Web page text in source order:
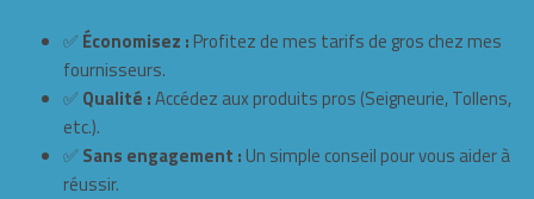
✅ Économisez : Profitez de mes tarifs de gros chez mes
fournisseurs.
✅ Qualité :Accédez aux produits pros (Seigneurie, Tollens,
etc.).
✅ Sans engagement : Un simple conseil pour vous aider à
réussir.